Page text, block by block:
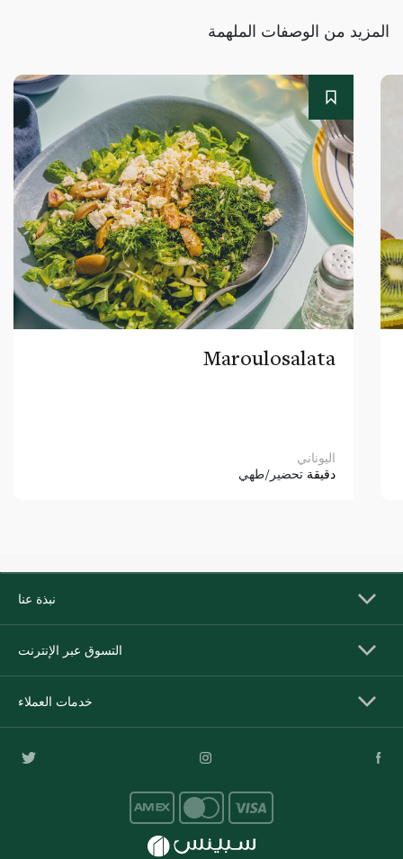
المزيد من الوصفات الملهمة
Maroulosalata
اليوناني
دقيقة تحضير/طهي
نبذة عنا
التسوق عبر الإنترنت
خدمات العملاء